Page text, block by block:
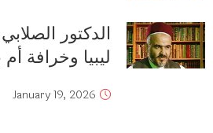
الدكتور
ليبيا وخرافة
January 19, 2026